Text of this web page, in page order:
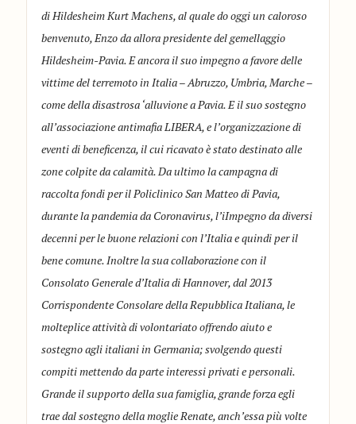
di Hildesheim Kurt Machens, al quale do oggi un caloroso
benvenuto, Enzo da allora presidente del gemellaggio
Hildesheim-Pavia. E ancora il suo impegno a favore delle
vittime del terremoto in Italia – Abruzzo, Umbria, Marche –
come della disastrosa ‘alluvione a Pavia. E il suo sostegno
all’associazione antimafia LIBERA, e l’organizzazione di
eventi di beneficenza, il cui ricavato è stato destinato alle
zone colpite da calamità. Da ultimo la campagna di
raccolta fondi per il Policlinico San Matteo di Pavia,
durante la pandemia da Coronavirus, l’iImpegno da diversi
decenni per le buone relazioni con l’Italia e quindi per il
bene comune. Inoltre la sua collaborazione con il
Consolato Generale d’Italia di Hannover, dal 2013
Corrispondente Consolare della Repubblica Italiana, le
molteplice attività di volontariato offrendo aiuto e
sostegno agli italiani in Germania; svolgendo questi
compiti mettendo da parte interessi privati e personali.
Grande il supporto della sua famiglia, grande forza egli
trae dal sostegno della moglie Renate, anch’essa più volte